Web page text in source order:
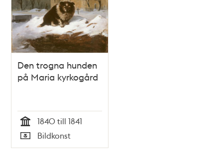
och
teman
Den trogna hunden
på Maria kyrkogård
Tid
1840 till 1841
Typ
Bildkonst